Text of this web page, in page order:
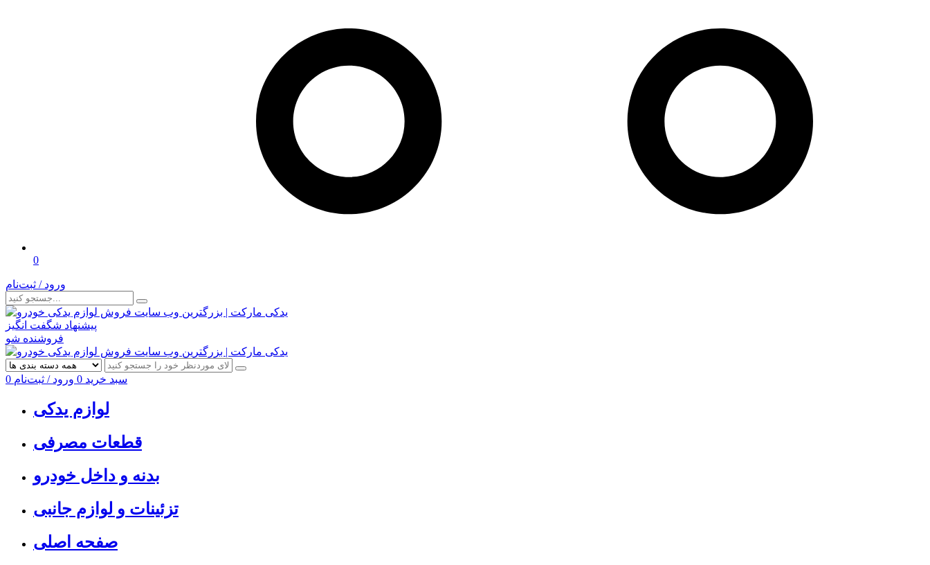
0
ورود / ثبت‌نام
پیشنهاد شگفت انگیز
فروشنده شو
0 سبد خرید 0 ورود / ثبت‌نام
لوازم یدکی
قطعات مصرفی
بدنه و داخل خودرو
تزئینات و لوازم جانبی
صفحه اصلی